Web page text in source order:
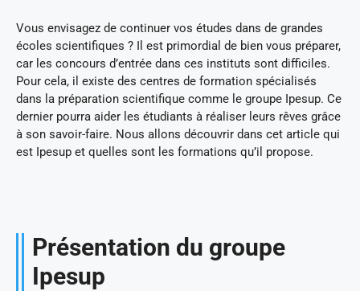
Vous envisagez de continuer vos études dans de grandes
écoles scientifiques ? Il est primordial de bien vous préparer,
car les concours d’entrée dans ces instituts sont difficiles.
Pour cela, il existe des centres de formation spécialisés
dans la préparation scientifique comme le groupe Ipesup. Ce
dernier pourra aider les étudiants à réaliser leurs rêves grâce
à son savoir-faire. Nous allons découvrir dans cet article qui
est Ipesup et quelles sont les formations qu’il propose.
Présentation du groupe
Ipesup